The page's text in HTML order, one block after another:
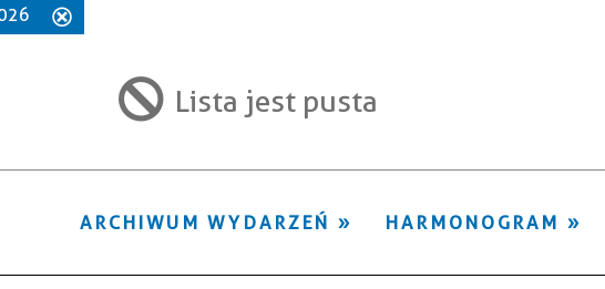
Lista jest pusta
HARMONOGRAM
ARCHIWUM WYDARZEŃ